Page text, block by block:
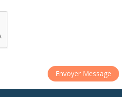
Envoyer Message